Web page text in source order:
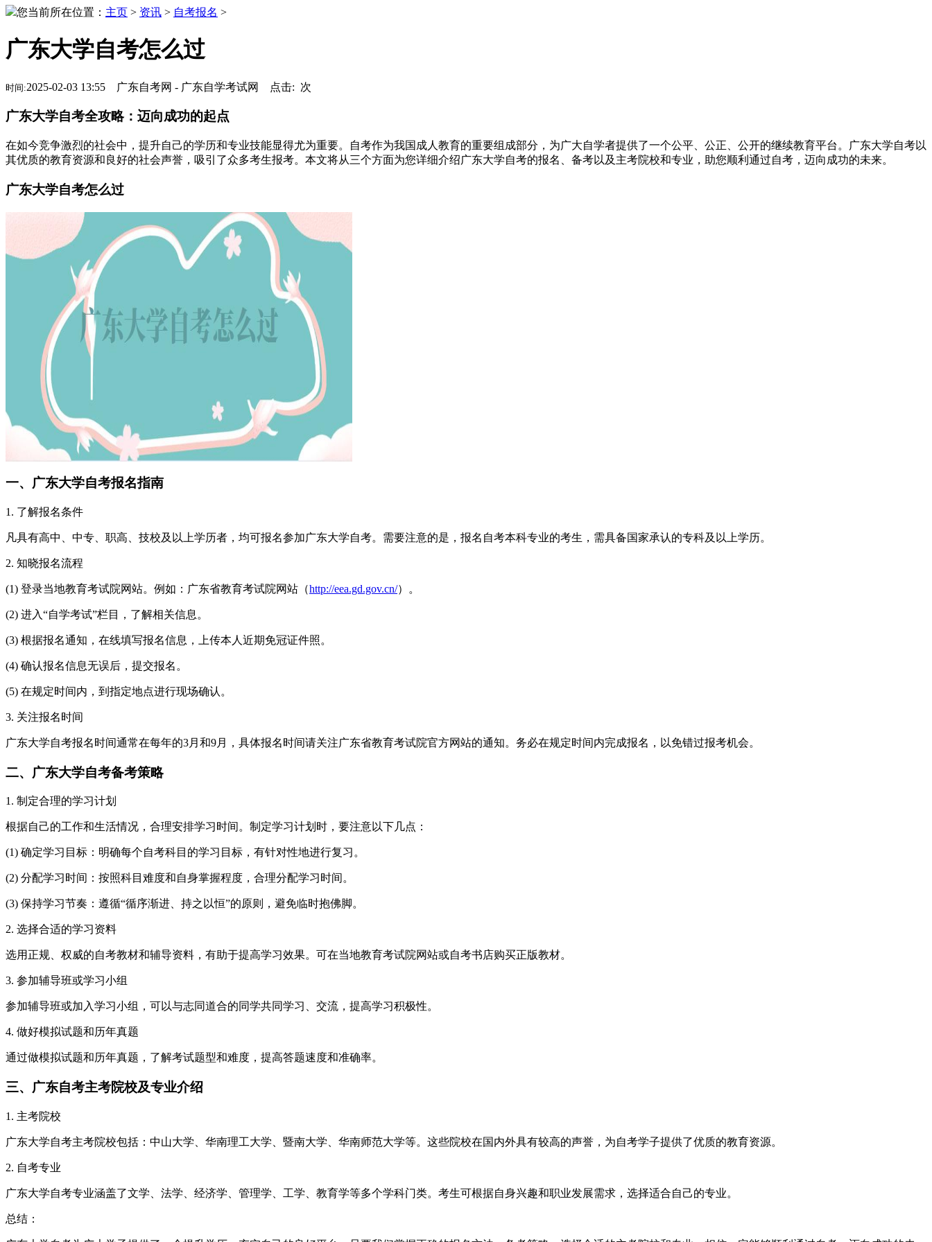
您当前所在位置： 主页 > 资讯 > 自考报名 >
广东大学自考怎么过
时间:2025-02-03 13:55 广东自考网 - 广东自学考试网 点击: 次
广东大学自考全攻略：迈向成功的起点
在如今竞争激烈的社会中，提升自己的学历和专业技能显得尤为重要。自考作为我国成人教育的重要组成部分，为广大自学者提供了一个公平、公正、公开的继续教育平台。广东大学自考以
其优质的教育资源和良好的社会声誉，吸引了众多考生报考。本文将从三个方面为您详细介绍广东大学自考的报名、备考以及主考院校和专业，助您顺利通过自考，迈向成功的未来。
广东大学自考怎么过
一、广东大学自考报名指南
1. 了解报名条件
凡具有高中、中专、职高、技校及以上学历者，均可报名参加广东大学自考。需要注意的是，报名自考本科专业的考生，需具备国家承认的专科及以上学历。
2. 知晓报名流程
(1) 登录当地教育考试院网站。例如：广东省教育考试院网站（http://eea.gd.gov.cn/）。
(2) 进入“自学考试”栏目，了解相关信息。
(3) 根据报名通知，在线填写报名信息，上传本人近期免冠证件照。
(4) 确认报名信息无误后，提交报名。
(5) 在规定时间内，到指定地点进行现场确认。
3. 关注报名时间
广东大学自考报名时间通常在每年的3月和9月，具体报名时间请关注广东省教育考试院官方网站的通知。务必在规定时间内完成报名，以免错过报考机会。
二、广东大学自考备考策略
1. 制定合理的学习计划
根据自己的工作和生活情况，合理安排学习时间。制定学习计划时，要注意以下几点：
(1) 确定学习目标：明确每个自考科目的学习目标，有针对性地进行复习。
(2) 分配学习时间：按照科目难度和自身掌握程度，合理分配学习时间。
(3) 保持学习节奏：遵循“循序渐进、持之以恒”的原则，避免临时抱佛脚。
2. 选择合适的学习资料
选用正规、权威的自考教材和辅导资料，有助于提高学习效果。可在当地教育考试院网站或自考书店购买正版教材。
3. 参加辅导班或学习小组
参加辅导班或加入学习小组，可以与志同道合的同学共同学习、交流，提高学习积极性。
4. 做好模拟试题和历年真题
通过做模拟试题和历年真题，了解考试题型和难度，提高答题速度和准确率。
三、广东自考主考院校及专业介绍
1. 主考院校
广东大学自考主考院校包括：中山大学、华南理工大学、暨南大学、华南师范大学等。这些院校在国内外具有较高的声誉，为自考学子提供了优质的教育资源。
2. 自考专业
广东大学自考专业涵盖了文学、法学、经济学、管理学、工学、教育学等多个学科门类。考生可根据自身兴趣和职业发展需求，选择适合自己的专业。
总结：